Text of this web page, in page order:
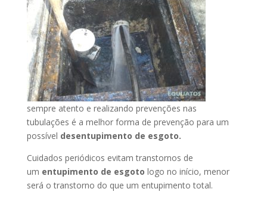
sempre atento e realizando prevenções nas
tubulações é a melhor forma de prevenção para um
possível desentupimento de esgoto.
Cuidados periódicos evitam transtornos de
um entupimento de esgoto logo no início, menor
será o transtorno do que um entupimento total.